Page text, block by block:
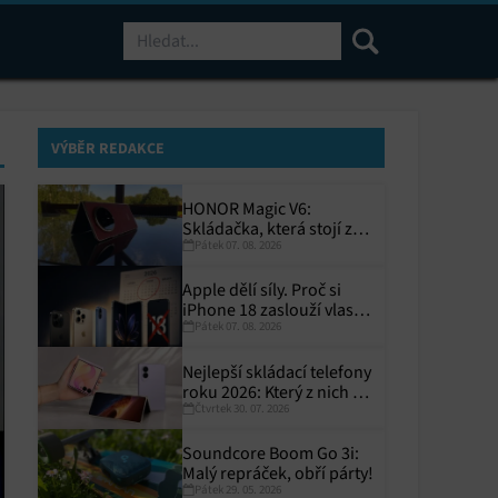
VÝBĚR REDAKCE
HONOR Magic V6:
Skládačka, která stojí za
toPátek 07. 08. 2026
Apple dělí síly. Proč si
iPhone 18 zaslouží vlastní
termín?
Pátek 07. 08. 2026
Nejlepší skládací telefony
roku 2026: Který z nich si
zaslouží místo ve vaší
Čtvrtek 30. 07. 2026
Soundcore Boom Go 3i:
Malý repráček, obří párty!
Pátek 29. 05. 2026